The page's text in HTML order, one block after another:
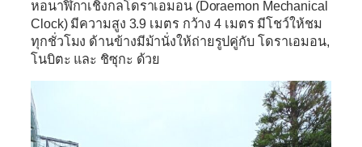
หอนาฬิกาเชิงกลโดราเอมอน (Doraemon Mechanical
Clock)มีความสูง 3.9 เมตร กว้าง 4 เมตร มีโชว์ให้ชม
ทุกชั่วโมง ด้านข้างมีม้านั่งให้ถ่ายรูปคู่กับ โดราเอมอน,
โนบิตะ และ ชิซุกะ ด้วย